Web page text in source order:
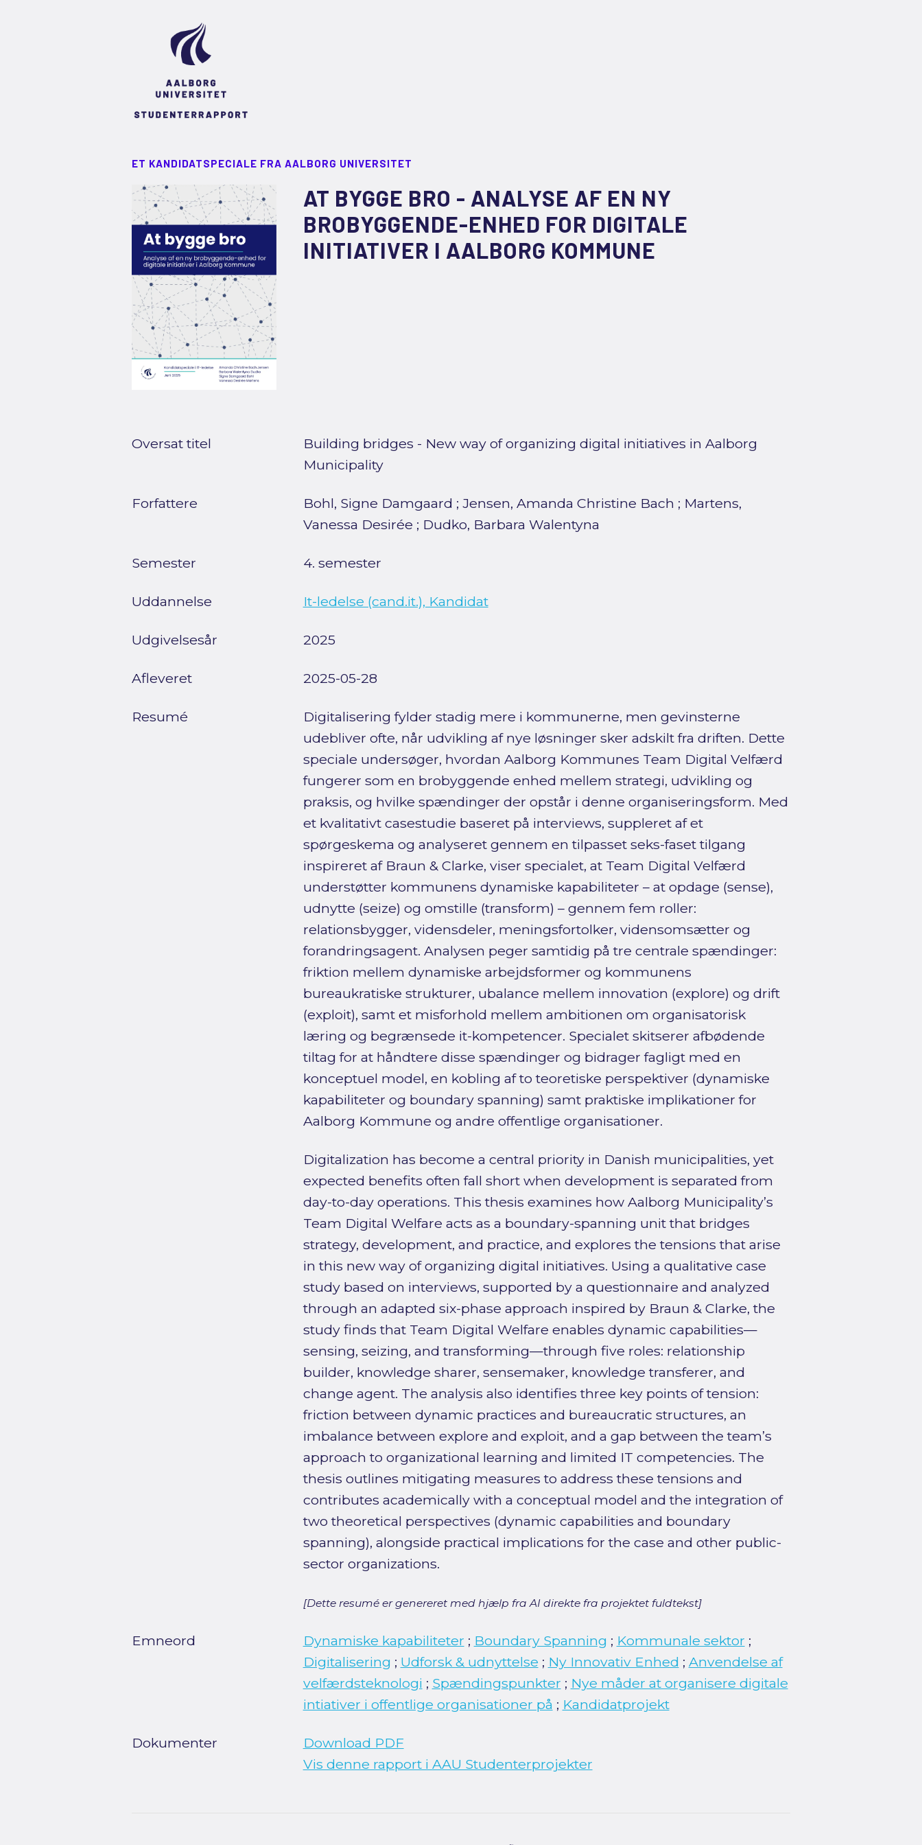
ET KANDIDATSPECIALE FRA AALBORG UNIVERSITET
AT BYGGE BRO - ANALYSE AF EN NY
BROBYGGENDE-ENHED FOR DIGITALE
INITIATIVER I AALBORG KOMMUNE
Oversat titel
Building bridges - New way of organizing digital initiatives in Aalborg
Municipality
Forfattere Bohl, Signe Damgaard ; Jensen, Amanda Christine Bach ; Martens,
Vanessa Desirée ; Dudko, Barbara Walentyna
Semester 4. semester
Uddannelse It-ledelse (cand.it.), Kandidat
Udgivelsesår 2025
Afleveret 2025-05-28
Resumé
Digitalisering fylder stadig mere i kommunerne, men gevinsterne
udebliver ofte, når udvikling af nye løsninger sker adskilt fra driften. Dette
speciale undersøger, hvordan Aalborg Kommunes Team Digital Velfærd
fungerer som en brobyggende enhed mellem strategi, udvikling og
praksis, og hvilke spændinger der opstår i denne organiseringsform. Med
et kvalitativt casestudie baseret på interviews, suppleret af et
spørgeskema og analyseret gennem en tilpasset seks-faset tilgang
inspireret af Braun & Clarke, viser specialet, at Team Digital Velfærd
understøtter kommunens dynamiske kapabiliteter – at opdage (sense),
udnytte (seize) og omstille (transform) – gennem fem roller:
relationsbygger, vidensdeler, meningsfortolker, vidensomsætter og
forandringsagent. Analysen peger samtidig på tre centrale spændinger:
friktion mellem dynamiske arbejdsformer og kommunens
bureaukratiske strukturer, ubalance mellem innovation (explore) og drift
(exploit), samt et misforhold mellem ambitionen om organisatorisk
læring og begrænsede it-kompetencer. Specialet skitserer afbødende
tiltag for at håndtere disse spændinger og bidrager fagligt med en
konceptuel model, en kobling af to teoretiske perspektiver (dynamiske
kapabiliteter og boundary spanning) samt praktiske implikationer for
Aalborg Kommune og andre offentlige organisationer.
Digitalization has become a central priority in Danish municipalities, yet
expected benefits often fall short when development is separated from
day-to-day operations. This thesis examines how Aalborg Municipality’s
Team Digital Welfare acts as a boundary-spanning unit that bridges
strategy, development, and practice, and explores the tensions that arise
in this new way of organizing digital initiatives. Using a qualitative case
study based on interviews, supported by a questionnaire and analyzed
through an adapted six-phase approach inspired by Braun & Clarke, the
study finds that Team Digital Welfare enables dynamic capabilities—
sensing, seizing, and transforming—through five roles: relationship
builder, knowledge sharer, sensemaker, knowledge transferer, and
change agent. The analysis also identifies three key points of tension:
friction between dynamic practices and bureaucratic structures, an
imbalance between explore and exploit, and a gap between the team’s
approach to organizational learning and limited IT competencies. The
thesis outlines mitigating measures to address these tensions and
contributes academically with a conceptual model and the integration of
two theoretical perspectives (dynamic capabilities and boundary
spanning), alongside practical implications for the case and other public-
sector organizations.
[Dette resumé er genereret med hjælp fra AI direkte fra projektet fuldtekst]
Emneord Dynamiske kapabiliteter ; Boundary Spanning ; Kommunale sektor ;
Digitalisering ; Udforsk & udnyttelse ; Ny Innovativ Enhed ; Anvendelse af
velfærdsteknologi ; Spændingspunkter ; Nye måder at organisere digitale
intiativer i offentlige organisationer på ; Kandidatprojekt
Dokumenter
Download PDF
Vis denne rapport i AAU Studenterprojekter